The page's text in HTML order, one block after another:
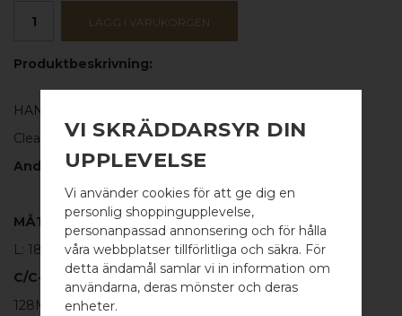
WELCOME TO
LÄGG I VARUKORGEN
Produktbeskrivning:
HANDTAG
Clean Cut 180 i svart lack
Andrahandssortering. Ojämnheter i lacken.
MÅTT
L: 180mm H: 20mm TJ: 6mm
C/C-MÅTT
128MM
VI SKRÄDDARSYR DIN
UPPLEVELSE
Vi använder cookies för att ge dig en
personlig shoppingupplevelse,
personanpassad annonsering och för hålla
våra webbplatser tillförlitliga och säkra. För
detta ändamål samlar vi in information om
användarna, deras mönster och deras
enheter.